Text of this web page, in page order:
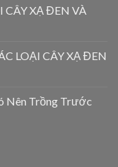
XẠ ĐEN VÀ
LOẠI CÂY XẠ ĐEN
Nên Trồng Trước